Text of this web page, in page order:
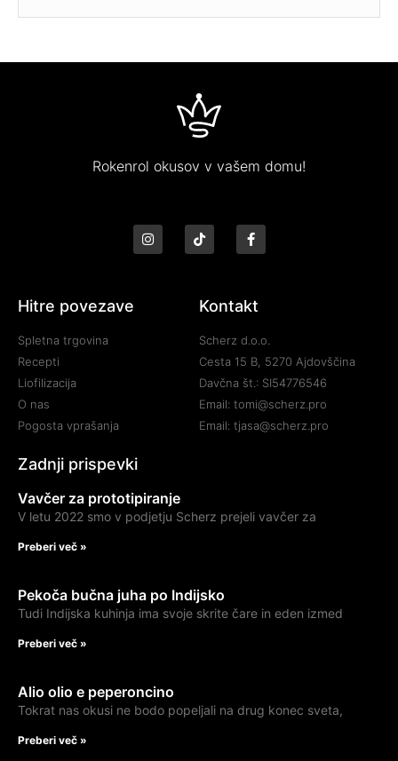
Rokenrol okusov v vašem domu!
Hitre povezave
Spletna trgovina
Recepti
Liofilizacija
O nas
Pogosta vprašanja
Kontakt
Scherz d.o.o.
Cesta 15 B, 5270 Ajdovščina
Davčna št.: SI54776546
Email: tomi@scherz.pro
Email: tjasa@scherz.pro
Zadnji prispevki
Vavčer za prototipiranje
V letu 2022 smo v podjetju Scherz prejeli vavčer za
Preberi več »
Pekoča bučna juha po Indijsko
Tudi Indijska kuhinja ima svoje skrite čare in eden izmed
Preberi več »
Alio olio e peperoncino
Tokrat nas okusi ne bodo popeljali na drug konec sveta,
Preberi več »